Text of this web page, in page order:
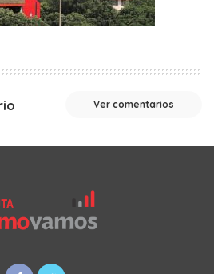
Ver comentarios